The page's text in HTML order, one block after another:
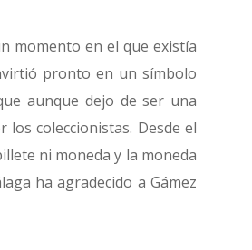
momento en el que existía
pronto en un símbolo
aunque dejo de ser una
coleccionistas. Desde el
ni moneda y la moneda
ha agradecido a Gámez